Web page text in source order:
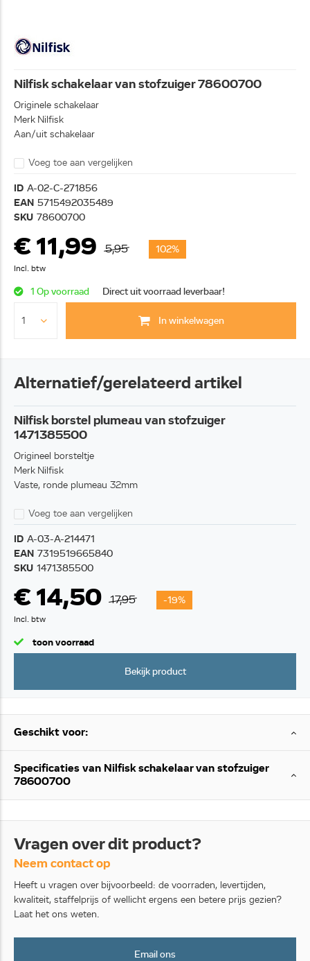
Nilfisk schakelaar van stofzuiger 78600700
Originele schakelaar
Merk Nilfisk
Aan/uit schakelaar
Voeg toe aan vergelijken
ID A-02-C-271856
EAN 5715492035489
SKU 78600700
€ 11,99 5,95 102%
Incl. btw
1 Op voorraad Direct uit voorraad leverbaar!
In winkelwagen
Alternatief/gerelateerd artikel
Nilfisk borstel plumeau van stofzuiger
1471385500
Origineel borsteltje
Merk Nilfisk
Vaste, ronde plumeau 32mm
Voeg toe aan vergelijken
ID A-03-A-214471
EAN 7319519665840
SKU 1471385500
€ 14,50 17,95 -19%
Incl. btw
toon voorraad
Bekijk product
Geschikt voor:
Specificaties van Nilfisk schakelaar van stofzuiger
78600700
Vragen over dit product?
Neem contact op
Heeft u vragen over bijvoorbeeld: de voorraden, levertijden,
kwaliteit, staffelprijs of wellicht ergens een betere prijs gezien?
Laat het ons weten.
Email ons